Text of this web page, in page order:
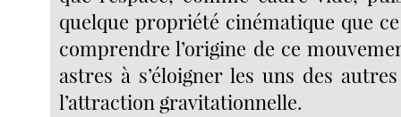
quelque propriété cinématique que
comprendre l’origine de ce
astres à s’éloigner les uns des
l’attraction gravitationnelle.